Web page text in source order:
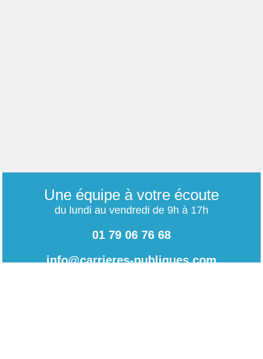
Une équipe à votre écoute
du lundi au vendredi de 9h à 17h
01 79 06 76 68
info@carrieres-publiques.com